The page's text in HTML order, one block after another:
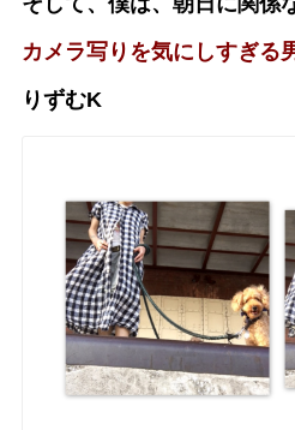
カメラ写りを気にしすぎる
りずむK